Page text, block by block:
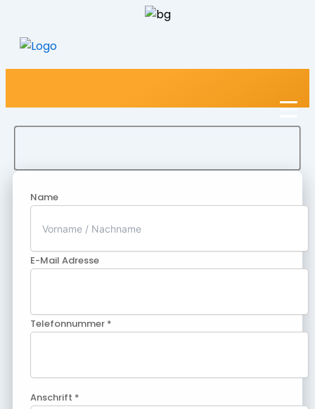
Name
E-Mail Adresse
Telefonnummer *
Anschrift *